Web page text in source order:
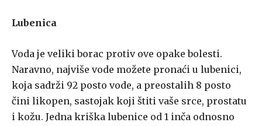
Lubenica
Voda je veliki borac protiv ove opake bolesti.
Naravno, najviše vode možete pronaći u lubenici,
koja sadrži 92 posto vode, a preostalih 8 posto
čini likopen, sastojak koji štiti vaše srce, prostatu
i kožu. Jedna kriška lubenice od 1 inča odnosno